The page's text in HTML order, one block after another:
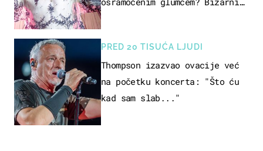
PRED 20 TISUĆA LJUDI
Thompson izazvao ovacije već
na početku koncerta: "Što ću
kad sam slab..."